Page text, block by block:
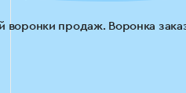
продаж. Воронка